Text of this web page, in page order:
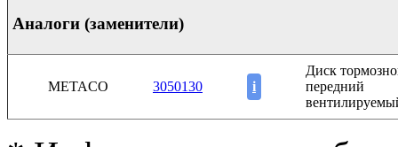
Аналоги (заменители)
METACO 3050130 i
Диск
передний